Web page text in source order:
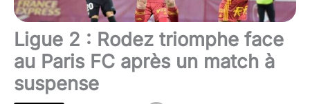
Ligue 2 : Rodez triomphe face
au Paris FC après un match à
suspense